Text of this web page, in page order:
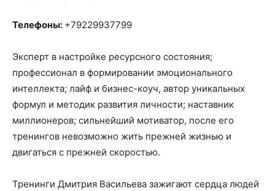
Телефоны: +79229937799
Эксперт в настройке ресурсного состояния;
профессионал в формировании эмоционального
интеллекта; лайф и бизнес-коуч, автор уникальных
формул и методик развития личности; наставник
миллионеров; сильнейший мотиватор, после его
тренингов невозможно жить прежней жизнью и
двигаться с прежней скоростью.
Тренинги Дмитрия Васильева зажигают сердца людей